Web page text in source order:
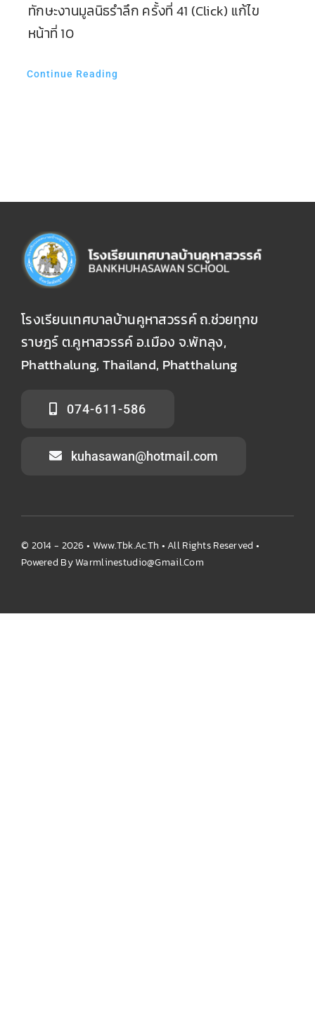
ทักษะงานมูลนิธรำลึก ครั้งที่ 41 (Click) แก้ไข
หน้าที่ 10
Continue Reading
โรงเรียนเทศบาลบ้านคูหาสวรรค์ ถ.ช่วยทุกข
ราษฎร์ ต.คูหาสวรรค์ อ.เมือง จ.พัทลุง,
Phatthalung, Thailand, Phatthalung
074-611-586
kuhasawan@hotmail.com
© 2014 - 2026 • Www.tbk.ac.th • All Rights Reserved •
Powered ByWarmlinestudio@gmail.com